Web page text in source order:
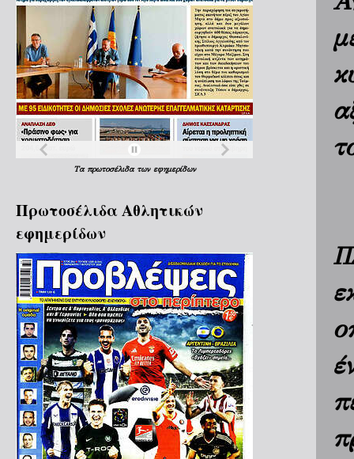
Τα πρωτοσέλιδα των εφημερίδων
Πρωτοσέλιδα Aθλητικών
εφημερίδων